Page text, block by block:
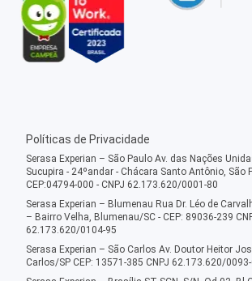
Políticas de Privacidade
Serasa Experian – São Paulo Av. das Nações
Sucupira - 24ºandar - Chácara Santo Antônio, São
CEP:04794-000 - CNPJ 62.173.620/0001-80
Serasa Experian – Blumenau Rua Dr. Léo de
– Bairro Velha, Blumenau/SC - CEP: 89036-239
62.173.620/0104-95
Serasa Experian – São Carlos Av. Doutor Heitor
Carlos/SP CEP: 13571-385 CNPJ 62.173.620/